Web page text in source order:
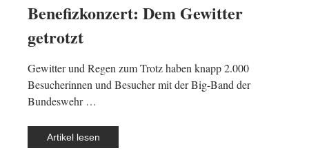
Benefizkonzert: Dem Gewitter
getrotzt
Gewitter und Regen zum Trotz haben knapp 2.000
Besucherinnen und Besucher mit der Big-Band der
Bundeswehr …
Artikel lesen